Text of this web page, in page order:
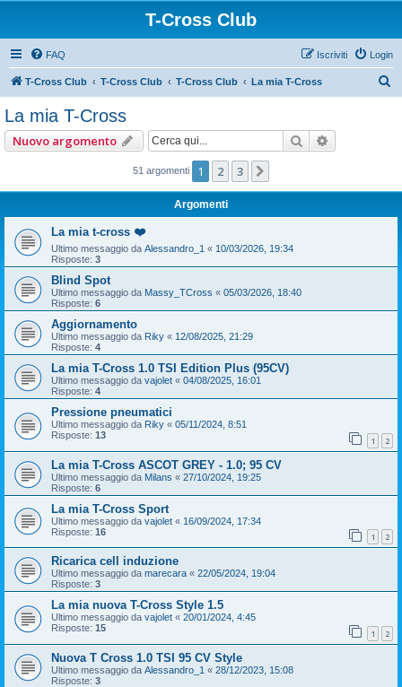
T-Cross Club
FAQ Login
Iscriviti
T-Cross Club T-Cross Club T-Cross Club La mia T-Cross
La mia T-Cross
Nuovo argomento Cerca
51 argomenti 1 2 3
Argomenti
La mia t-cross ❤️
Ultimo messaggio da Alessandro_1 « 10/03/2026, 19:34
Risposte: 3
Blind Spot
Ultimo messaggio da Massy_TCross « 05/03/2026, 18:40
Risposte: 6
Aggiornamento
Ultimo messaggio da Riky « 12/08/2025, 21:29
Risposte: 4
La mia T-Cross 1.0 TSI Edition Plus (95CV)
Ultimo messaggio da vajolet « 04/08/2025, 16:01
Risposte: 4
Pressione pneumatici
Ultimo messaggio da Riky « 05/11/2024, 8:51
Risposte: 13 1 2
La mia T-Cross ASCOT GREY - 1.0; 95 CV
Ultimo messaggio da Milans « 27/10/2024, 19:25
Risposte: 6
La mia T-Cross Sport
Ultimo messaggio da vajolet « 16/09/2024, 17:34
Risposte: 16 1 2
Ricarica cell induzione
Ultimo messaggio da marecara « 22/05/2024, 19:04
Risposte: 3
La mia nuova T-Cross Style 1.5
Ultimo messaggio da vajolet « 20/01/2024, 4:45
Risposte: 15 1 2
Nuova T Cross 1.0 TSI 95 CV Style
Ultimo messaggio da Alessandro_1 « 28/12/2023, 15:08
Risposte: 3